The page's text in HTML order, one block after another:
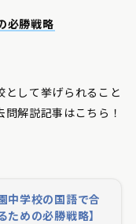
必勝戦略
して挙げられること
解説記事はこちら！
中学校の国語で合
ための必勝戦略】